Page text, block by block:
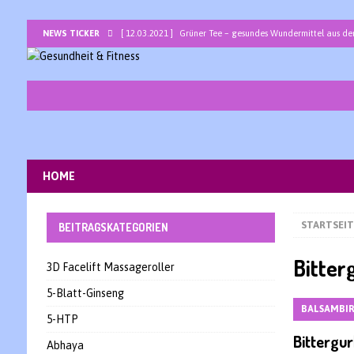
NEWS TICKER [ 12.03.2021 ] Grüner Tee – gesundes Wundermittel aus
[ 05.03.2021 ]
[ 19.02.2021 ] Traubenkernöl -Jungbrunnen für Haut und
Lapacho – die heilsame peruanische
[ 29.01.2021 ] Bor – Spurenelement als Wunderwaffe
HOME
BEITRAGSKATEGORIEN
3D Facelift Massageroller
5-Blatt-Ginseng
5-HTP
Abhaya